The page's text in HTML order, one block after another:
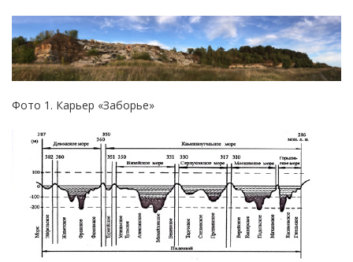
Фото 1. Карьер «Заборье»